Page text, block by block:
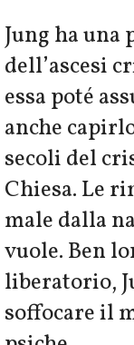
Jung ha
dell’ascesi
essa poté
anche
secoli del
Chiesa. Le
male dalla
vuole. Ben
liberatorio,
soffocare il